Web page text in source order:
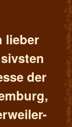
lieber
der